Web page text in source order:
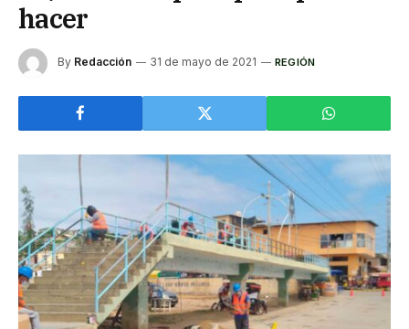
hacer
By Redacción 31 de mayo de 2021 REGIÓN